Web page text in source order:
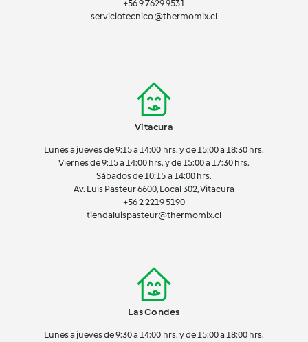
+56 9 7629 9531
serviciotecnico@thermomix.cl
Vitacura
Lunes a jueves de 9:15 a 14:00 hrs. y de 15:00 a 18:30 hrs.
Viernes de 9:15 a 14:00 hrs. y de 15:00 a 17:30 hrs.
Sábados de 10:15 a 14:00 hrs.
Av. Luis Pasteur 6600, Local 302, Vitacura
+56 2 2219 5190
tiendaluispasteur@thermomix.cl
Las Condes
Lunes a jueves de 9:30 a 14:00 hrs. y de 15:00 a 18:00 hrs.